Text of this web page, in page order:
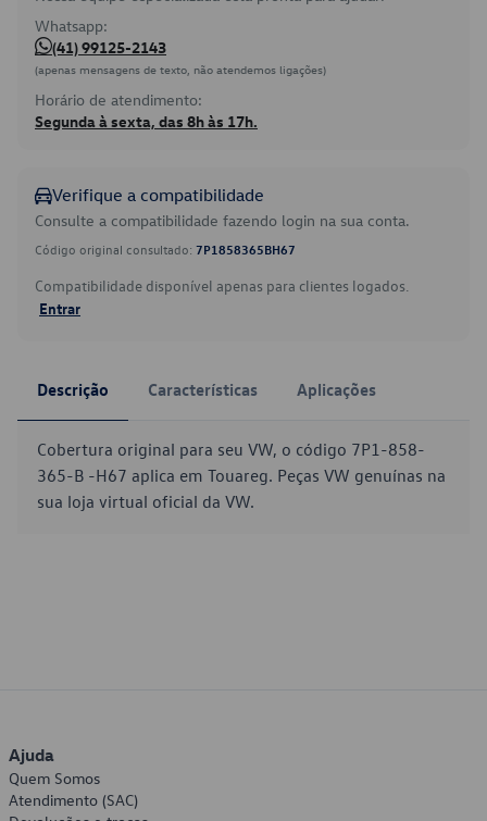
Whatsapp:
(41) 99125-2143
(apenas mensagens de texto, não atendemos ligações)
Horário de atendimento:
Segunda à sexta, das 8h às 17h.
Verifique a compatibilidade
Consulte a compatibilidade fazendo login na sua conta.
Código original consultado: 7P1858365BH67
Compatibilidade disponível apenas para clientes logados.
Entrar
Descrição Características Aplicações
Cobertura original para seu VW, o código 7P1-858-
365-B -H67 aplica em Touareg. Peças VW genuínas na
sua loja virtual oficial da VW.
Ajuda
Quem Somos
Atendimento (SAC)